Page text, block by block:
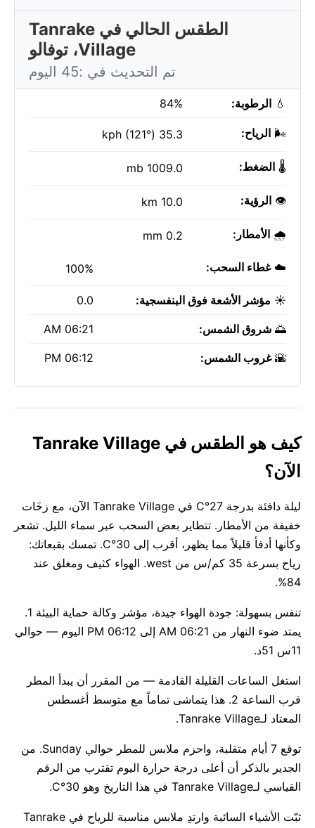
الطقس الحالي في Tanrake
Village، توفالو
تم التحديث في :45 اليوم
💧 الرطوبة: 84%
🌬️ الرياح: 35.3 kph (121°)
🌡️ الضغط: 1009.0 mb
👁️ الرؤية: 10.0 km
🌧️ الأمطار: 0.2 mm
☁️غطاء السحب: 100%
☀️ مؤشر الأشعة فوق البنفسجية: 0.0
🌅 شروق الشمس: 06:21 AM
🌇غروب الشمس: 06:12 PM
كيف هو الطقس في Tanrake Village
الآن؟
ليلة دافئة بدرجة 27°C في Tanrake Village الآن، مع زخَات
خفيفة من الأمطار. تتطاير بعض السحب عبر سماء الليل. تشعر
وكأنها أدفأ قليلاً مما يظهر، أقرب إلى 30°C. تمسك بقبعاتك:
رياح بسرعة 35 كم/س من west. الهواء كثيف ومغلق عند
84%.
تنفس بسهولة: جودة الهواء جيدة، مؤشر وكالة حماية البيئة 1.
يمتد ضوء النهار من 06:21 AM إلى 06:12 PM اليوم — حوالي
11س 51د.
استغل الساعات القليلة القادمة — من المقرر أن يبدأ المطر
قرب الساعة 2. هذا يتماشى تماماً مع متوسط أغسطس
المعتاد لـTanrake Village.
توقع 7 أيام متقلبة، واحزم ملابس للمطر حوالي Sunday. من
الجدير بالذكر أن أعلى درجة حرارة اليوم تقترب من الرقم
القياسي لـTanrake Village في هذا التاريخ وهو 30°C.
ثبّت الأشياء السائبة وارتدِ ملابس مناسبة للرياح في Tanrake